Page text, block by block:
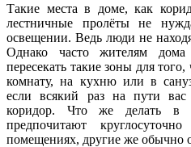
Такие места в доме, как
лестничные пролёты не
освещении. Ведь люди не
Однако часто жителям
пересекать такие зоны для
комнату, на кухню или в
если всякий раз на пути вас
коридор. Что же делать в
предпочитают
помещениях, другие же обычно